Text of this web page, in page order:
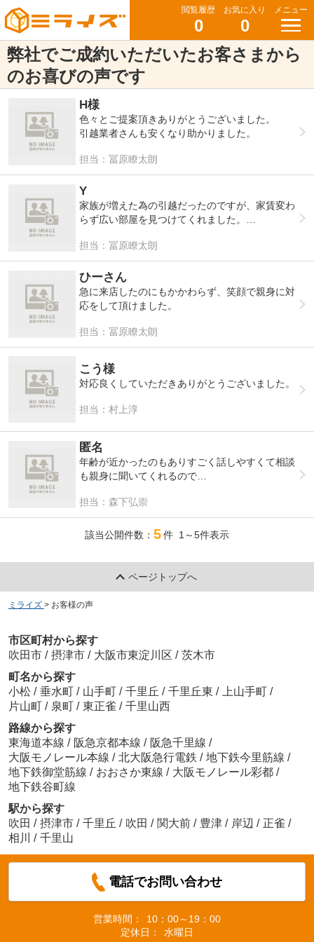
閲覧履歴
0
お気に入り
0
メニュー
弊社でご成約いただいたお客さまから
のお喜びの声です
H様
色々とご提案頂きありがとうございました。
引越業者さんも安くなり助かりました。
担当：冨原瞭太朗
Y
家族が増えた為の引越だったのですが、家賃変わ
らず広い部屋を見つけてくれました。
す。
担当：冨原瞭太朗
ひーさん
急に来店したのにもかかわらず、笑顔で親身に対
応をして頂けました。
担当：冨原瞭太朗
こう様
対応良くしていただきありがとうございました。
担当：村上淳
匿名
年齢が近かったのもありすごく話しやすくて相談
も親身に聞いてくれるので
いします！！
担当：森下弘崇
該当公開件数： 5件 1～5件表示
ページトップへ
ミライズ > お客様の声
市区町村から探す
吹田市 / 摂津市 / 大阪市東淀川区 / 茨木市
町名から探す
小松 / 垂水町 / 山手町 / 千里丘 / 千里丘東 / 上山手町 /
片山町 / 泉町 / 東正雀 / 千里山西
路線から探す
東海道本線 / 阪急京都本線 / 阪急千里線 /
大阪モノレール本線 / 北大阪急行電鉄 / 地下鉄今里筋線 /
地下鉄御堂筋線 / おおさか東線 / 大阪モノレール彩都 /
地下鉄谷町線
駅から探す
吹田 / 摂津市 / 千里丘 / 吹田 / 関大前 / 豊津 / 岸辺 / 正雀 /
相川
/ 千里山
電話でお問い合わせ
営業時間：
10：00～19：00
定休日：
水曜日